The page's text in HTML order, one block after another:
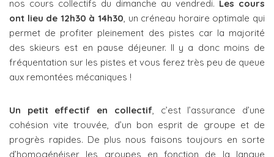
nos cours collectifs du dimanche au vendredi. Les cours
ont lieu de 12h30 à 14h30, un créneau horaire optimale qui
permet de profiter pleinement des pistes car la majorité
des skieurs est en pause déjeuner. Il y a donc moins de
fréquentation sur les pistes et vous ferez très peu de queue
aux remontées mécaniques !
Un petit effectif en collectif, c’est l’assurance d’une
cohésion vite trouvée, d’un bon esprit de groupe et de
progrès rapides. De plus nous faisons toujours en sorte
d’homogénéiser les groupes en fonction de la langue